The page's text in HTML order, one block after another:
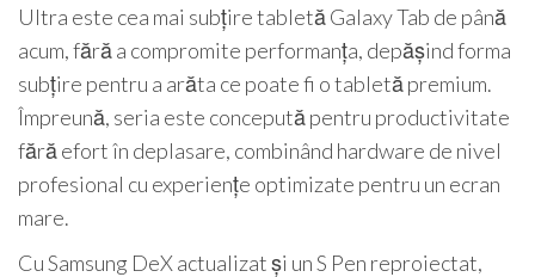
Ultra este cea mai subțire tabletă Galaxy Tab de până
acum, fără a compromite performanța, depășind forma
subțire pentru a arăta ce poate fi o tabletă premium.
Împreună, seria este concepută pentru productivitate
fără efort în deplasare, combinând hardware de nivel
profesional cu experiențe optimizate pentru un ecran
mare.
Cu Samsung DeX actualizat și un S Pen reproiectat,